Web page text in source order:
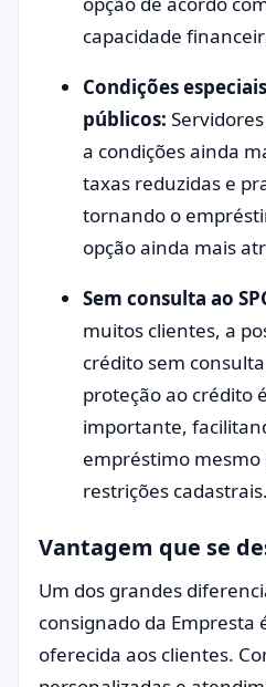
capacidade
Condições
públicos:
a condições ainda
taxas reduzidas e
tornando o
opção ainda mais
Sem consulta ao
muitos clientes, a
crédito sem
proteção ao crédito
importante,
empréstimo
restrições cadastrais.
Vantagem que se
Um dos grandes
consignado da Empresta
oferecida aos clientes.